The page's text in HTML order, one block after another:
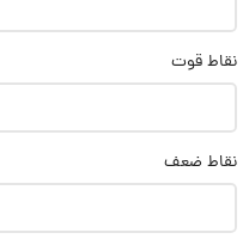
نقاط قوت
نقاط ضعف